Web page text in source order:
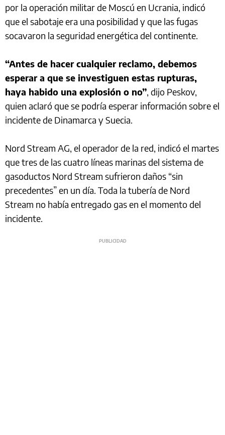
por la operación militar de Moscú en Ucrania, indicó
que el sabotaje era una posibilidad y que las fugas
socavaron la seguridad energética del continente.
“Antes de hacer cualquier reclamo, debemos
esperar a que se investiguen estas rupturas,
haya habido una explosión o no”, dijo Peskov,
quien aclaró que se podría esperar información sobre el
incidente de Dinamarca y Suecia.
Nord Stream AG, el operador de la red, indicó el martes
que tres de las cuatro líneas marinas del sistema de
gasoductos Nord Stream sufrieron daños “sin
precedentes” en un día. Toda la tubería de Nord
Stream no había entregado gas en el momento del
incidente.